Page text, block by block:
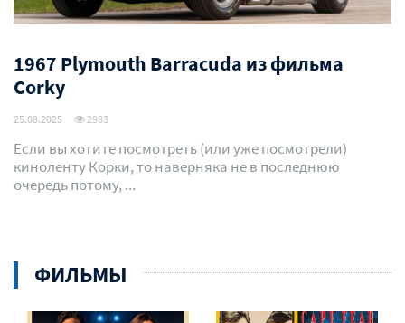
1967 Plymouth Barracuda из фильма
Corky
25.08.2025 2983
Если вы хотите посмотреть (или уже посмотрели)
киноленту Корки, то наверняка не в последнюю
очередь потому, ...
ФИЛЬМЫ